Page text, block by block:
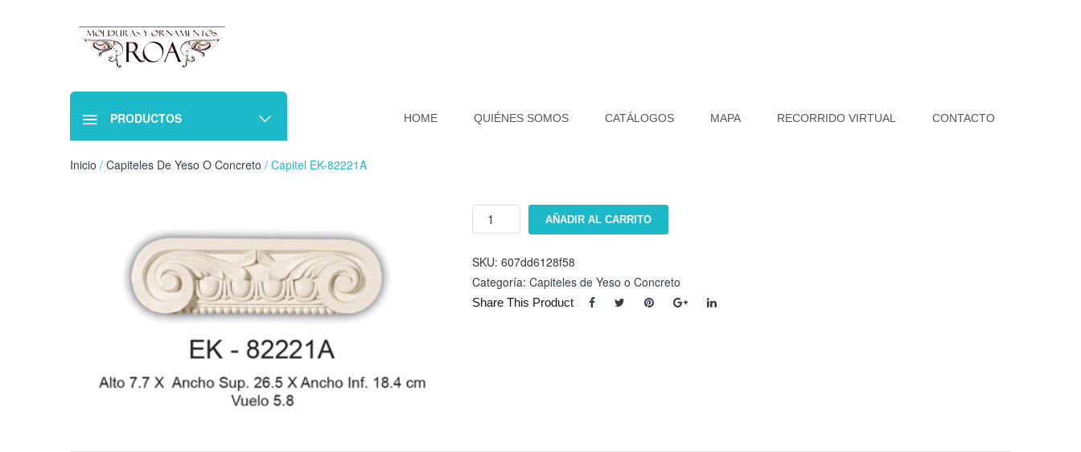
PRODUCTOS HOME QUIÉNES SOMOS CATÁLOGOS MAPA RECORRIDO VIRTUAL CONTACTO
Inicio / Capiteles De Yeso O Concreto / Capitel EK-82221A
Capitel
cantidad
AÑADIR AL CARRITO
SKU: 607dd6128f58
Categoría: Capiteles de Yeso o Concreto
Share This Product